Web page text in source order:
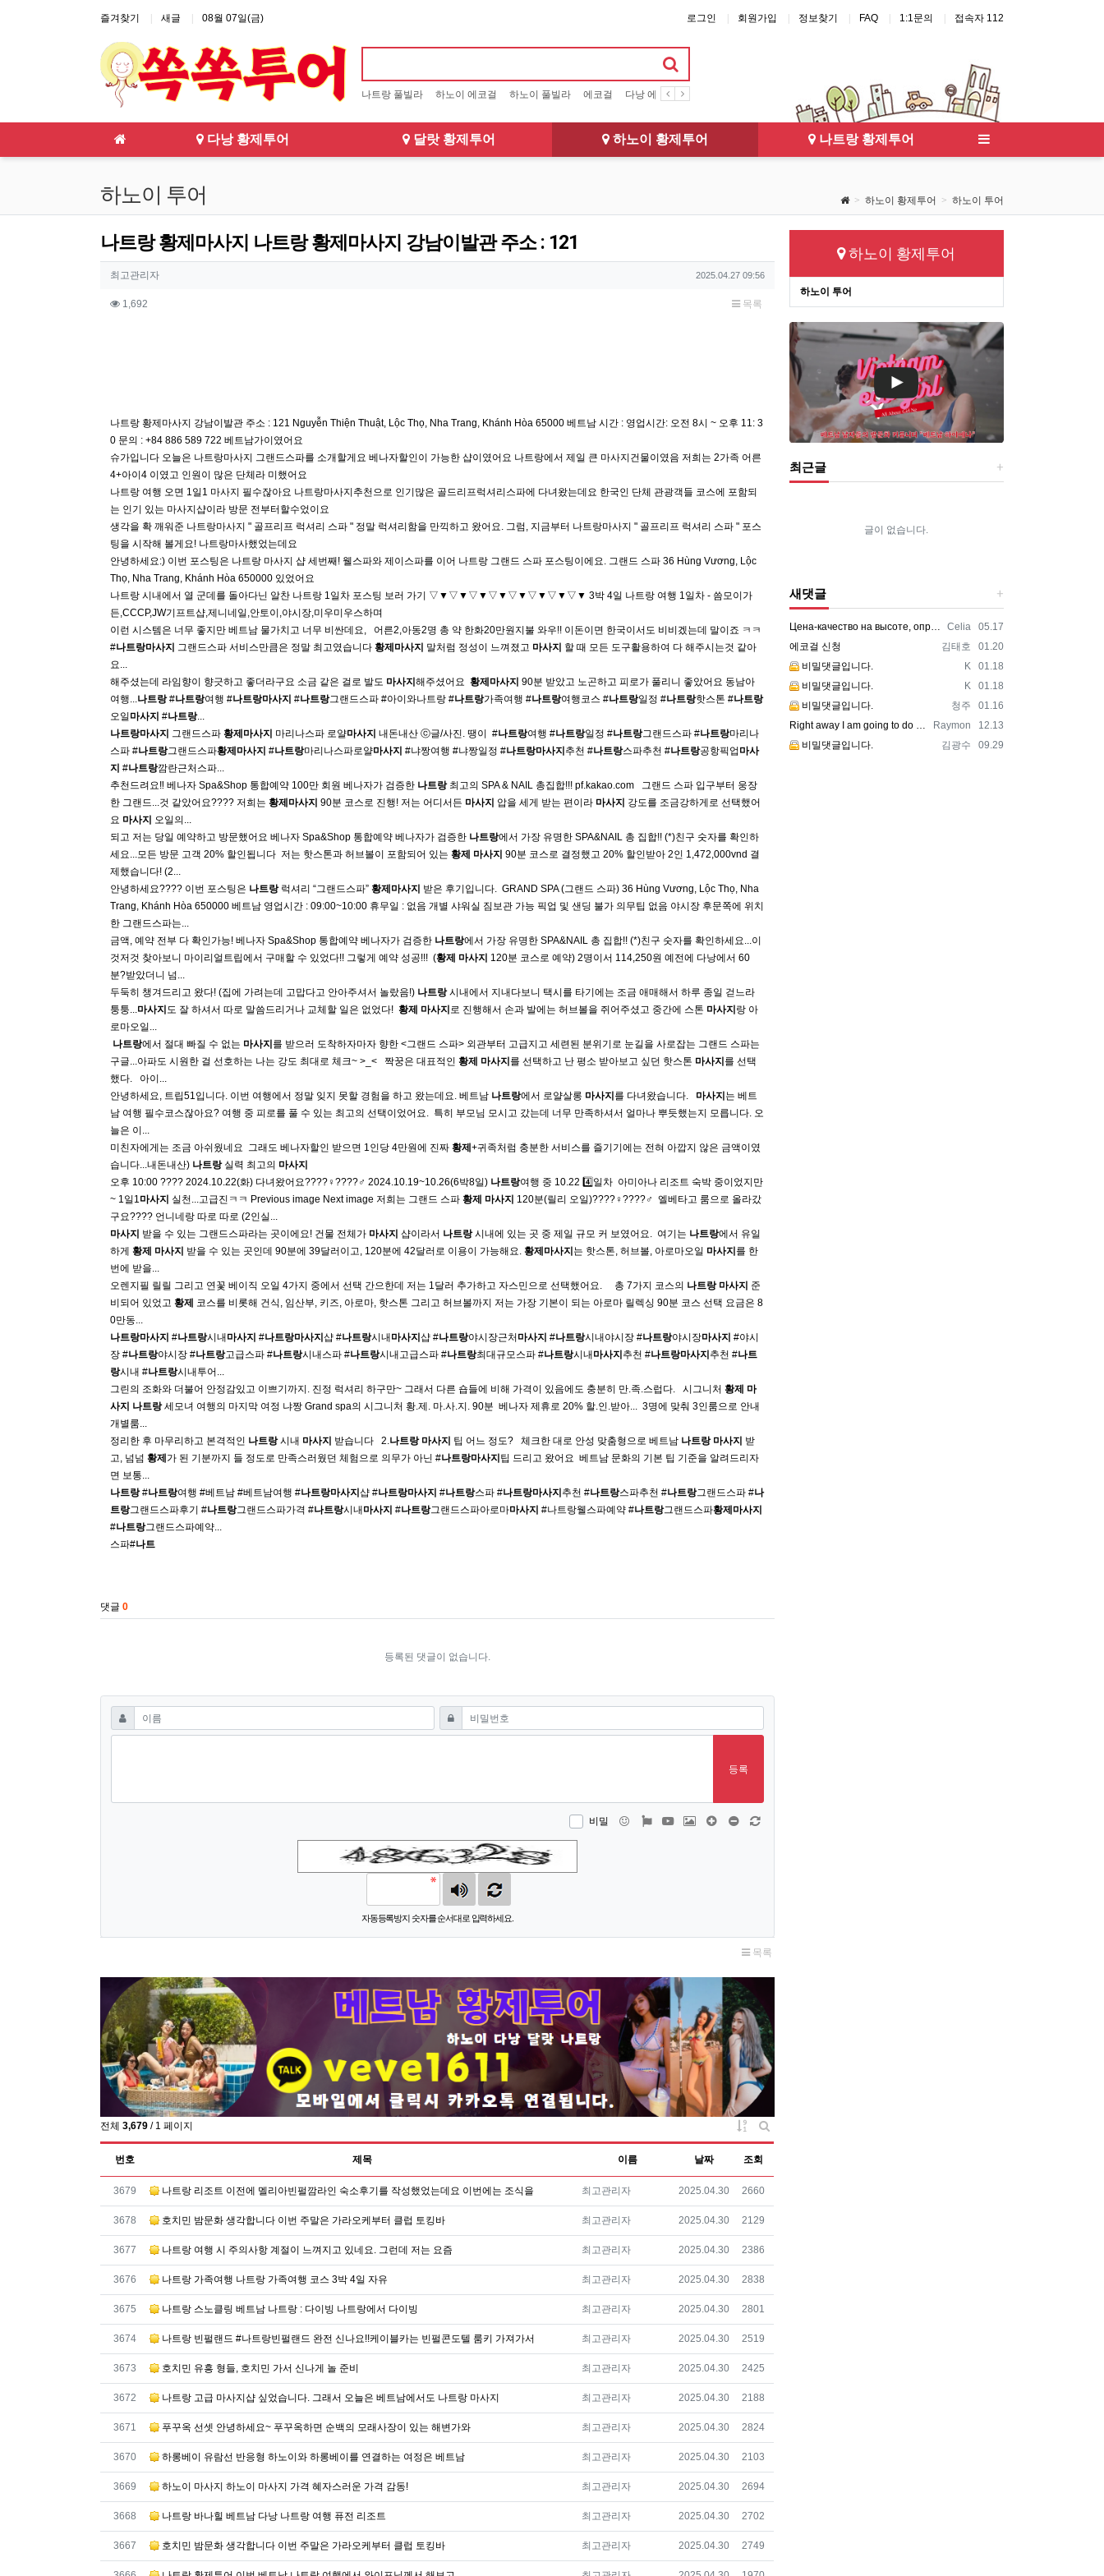
즐겨찾기 새글 08월 07일(금) 로그인 회원가입 정보찾기 FAQ 1:1문의 접속자 112
나트랑 풀빌라 하노이 에코걸 하노이 풀빌라 에코걸 다낭 에코걸 달랏 풀빌라 다낭 풀빌라 다낭 가라오케
다낭 황제투어 달랏 황제투어 하노이 황제투어 나트랑 황제투어
하노이 투어 하노이 황제투어 하노이 투어
나트랑 황제마사지 나트랑 황제마사지 강남이발관 주소 : 121
작성자 정보
최고관리자작성 작성일
2025.04.27 09:56
컨텐츠 정보
1,692 목록
나트랑 황제마사지 강남이발관 주소 : 121 Nguyễn Thiện Thuật, Lộc Thọ, Nha Trang, Khánh Hòa 65000 베트남 시간 : 영업시간: 오전 8시 ~ 오후 11: 3
0 문의 : +84 886 589 722 베트남가이였어요
슈가입니다 오늘은 나트랑마사지 그랜드스파를 소개할게요 베나자할인이 가능한 샵이였어요 나트랑에서 제일 큰 마사지건물이였음 저희는 2가족 어른
4+아이4 이였고 인원이 많은 단체라 미했어요
나트랑 여행 오면 1일1 마사지 필수잖아요 나트랑마사지추천으로 인기많은 골드리프럭셔리스파에 다녀왔는데요 한국인 단체 관광객들 코스에 포함되
는 인기 있는 마사지샵이라 방문 전부터할수었이요
생각을 확 깨워준 나트랑마사지 " 골프리프 럭셔리 스파 " 정말 럭셔리함을 만끽하고 왔어요. 그럼, 지금부터 나트랑마사지 " 골프리프 럭셔리 스파 " 포스
팅을 시작해 볼게요! 나트랑마사했었는데요
안녕하세요:) 이번 포스팅은 나트랑 마사지 샵 세번째! 웰스파와 제이스파를 이어 나트랑 그랜드 스파 포스팅이에요. 그랜드 스파 36 Hùng Vương, Lộc
Thọ, Nha Trang, Khánh Hòa 650000 있었어요
나트랑 시내에서 열 군데를 돌아다닌 알찬 나트랑 1일차 포스팅 보러 가기 ▽▼▽▼▽▼▽▼▽▼▽▼▽▼▽▼ 3박 4일 나트랑 여행 1일차 - 씀모이가
든,CCCP,JW기프트샵,제니네일,안토이,야시장,미우미우스하며
이런 시스템은 너무 좋지만 베트남 물가치고 너무 비싼데요, ​ ​ 어른2,아동2명 총 약 한화20만원지불 와우!! 이돈이면 한국이서도 비비겠는데 말이죠 ㅋㅋ ​
#나트랑마사지 그랜드스파 서비스만큼은 정말 최고였습니다 황제 마사지 말처럼 정성이 느껴졌고 마사지 할 때 모든 도구활용하여 다 해주시는것 같아
요...
해주셨는데 라임향이 향긋하고 좋더라구요 소금 같은 걸로 발도 마사지 해주셨어요 ​ 황제 마사지 90분 받았고 노곤하고 피로가 풀리니 좋았어요 동남아
여행...나트랑#나트랑여행 #나트랑마사지 #나트랑그랜드스파 #아이와나트랑 #나트랑가족여행 #나트랑여행코스 #나트랑일정 #나트랑핫스톤 #나트랑
오일 마사지 #나트랑...
나트랑마사지 그랜드스파 황제 마사지 마리나스파 로얄마사지 내돈내산 ⓒ글/사진. 땡이 ​ #나트랑여행 #나트랑일정 #나트랑그랜드스파 #나트랑마리나
스파 #나트랑그랜드스파황제 마사지 #나트랑마리나스파로얄마사지 #냐짱여행 #냐짱일정 #나트랑마사지 추천 #나트랑스파추천 #나트랑공항픽업 마사
지 #나트랑깜란근처스파...
추천드려요‼️ 베나자 Spa&Shop 통합예약 100만 회원 베나자가 검증한 나트랑최고의 SPA & NAIL 총집합!!! pf.kakao.com ​ ​ 그랜드 스파 입구부터 웅장
한 그랜드...것 같았어요???? 저희는 황제 마사지 90분 코스로 진행! 저는 어디서든 마사지 압을 세게 받는 편이라 마사지 강도를 조금강하게로 선택했어
요 마사지 오일의...
되고 저는 당일 예약하고 방문했어요 베나자 Spa&Shop 통합예약 베나자가 검증한 나트랑에서 가장 유명한 SPA&NAIL 총 집합!! (*)친구 숫자를 확인하
세요...모든 방문 고객 20% 할인됩니다 ​ 저는 핫스톤과 허브볼이 포함되어 있는 황제 마사지 90분 코스로 결정했고 20% 할인받아 2인 1,472,000vnd 결
제했습니다! (2...
안녕하세요???? 이번 포스팅은 나트랑럭셔리 “그랜드스파” 황제 마사지 받은 후기입니다. ​ GRAND SPA (그랜드 스파) 36 Hùng Vương, Lộc Thọ, Nha
Trang, Khánh Hòa 650000 베트남 영업시간 : 09:00~10:00 휴무일 : 없음 개별 샤워실 짐보관 가능 픽업 및 샌딩 불가 의무팁 없음 야시장 후문쪽에 위치
한 그랜드스파는...
금액, 예약 전부 다 확인가능! 베나자 Spa&Shop 통합예약 베나자가 검증한 나트랑에서 가장 유명한 SPA&NAIL 총 집합!! (*)친구 숫자를 확인하세요...이
것저것 찾아보니 마이리얼트립에서 구매할 수 있었다!! 그렇게 예약 성공!!! ​ (황제 마사지 120분 코스로 예약) 2명이서 114,250원 예전에 다낭에서 60
분?받았더니 넘...
두둑히 챙겨드리고 왔다! (집에 가려는데 고맙다고 안아주셔서 놀랐음!) 나트랑시내에서 지내다보니 택시를 타기에는 조금 애매해서 하루 종일 걷느라
퉁퉁...마사지 도 잘 하셔서 따로 말씀드리거나 교체할 일은 없었다! ​ 황제 마사지 로 진행해서 손과 발에는 허브볼을 쥐어주셨고 중간에 스톤 마사지 랑 아
로마오일...
나트랑에서 절대 빠질 수 없는 마사지 를 받으러 도착하자마자 향한 <그랜드 스파> 외관부터 고급지고 세련된 분위기로 눈길을 사로잡는 그랜드 스파는
구글...아파도 시원한 걸 선호하는 나는 강도 최대로 체크~ >_< ​ ​ 짝꿍은 대표적인 황제 마사지 를 선택하고 난 평소 받아보고 싶던 핫스톤 마사지 를 선택
했다. ​ ​ 아이...
안녕하세요, 트립51입니다. 이번 여행에서 정말 잊지 못할 경험을 하고 왔는데요. 베트남 나트랑에서 로얄살롱 마사지 를 다녀왔습니다. ​ ​ 마사지 는 베트
남 여행 필수코스잖아요? 여행 중 피로를 풀 수 있는 최고의 선택이었어요. ​ 특히 부모님 모시고 갔는데 너무 만족하셔서 얼마나 뿌듯했는지 모릅니다. 오
늘은 이...
미친자에게는 조금 아쉬웠네요 ​ 그래도 베나자할인 받으면 1인당 4만원에 진짜 황제 +귀족처럼 충분한 서비스를 즐기기에는 전혀 아깝지 않은 금액이였
습니다...내돈내산) 나트랑실력 최고의 마사지
오후 10:00 ????️ 2024.10.22(화) 다녀왔어요????‍♀️????‍♂️ 2024.10.19~10.26(6박8일) 나트랑여행 중 10.22 4️⃣일차 ​ 아미아나 리조트 숙박 중이었지만
~ 1일1마사지 실천...고급진ㅋㅋ Previous image Next image 저희는 그랜드 스파 황제 마사지 120분(릴리 오일)????‍♀️????‍♂️ ​ 엘베타고 룸으로 올라갔
구요???? 언니네랑 따로 따로 (2인실...
마사지 받을 수 있는 그랜드스파라는 곳이에요! 건물 전체가 마사지 샵이라서 나트랑시내에 있는 곳 중 제일 규모 커 보였어요. ​ 여기는 나트랑에서 유일
하게 황제 마사지 받을 수 있는 곳인데 90분에 39달러이고, 120분에 42달러로 이용이 가능해요. 황제 마사지 는 핫스톤, 허브볼, 아로마오일 마사지 를 한
번에 받을...
오렌지필 릴릴 그리고 연꽃 베이직 오일 4가지 중에서 선택 간으한데 저는 1달러 추가하고 자스민으로 선택했어요. ​ ​ ​ ​ 총 7가지 코스의 나트랑 마사지 준
비되어 있었고 황제 코스를 비롯해 건식, 임산부, 키즈, 아로마, 핫스톤 그리고 허브볼까지 저는 가장 기본이 되는 아로마 릴렉싱 90분 코스 선택 요금은 8
0만동...
나트랑마사지 #나트랑시내 마사지 #나트랑마사지 샵 #나트랑시내 마사지 샵 #나트랑야시장근처 마사지 #나트랑시내야시장 #나트랑야시장마사지 #야시
장 #나트랑야시장 #나트랑고급스파 #나트랑시내스파 #나트랑시내고급스파 #나트랑최대규모스파 #나트랑시내 마사지 추천 #나트랑마사지 추천 #나트
랑시내 #나트랑시내투어...
그린의 조화와 더불어 안정감있고 이쁘기까지. 진정 럭셔리 하구만~ 그래서 다른 숍들에 비해 가격이 있음에도 충분히 만.족.스럽다. ​ ​ 시그니처 황제 마
사지 나트랑세모녀 여행의 마지막 여정 냐짱 Grand spa의 시그니처 황.제. 마.사.지. 90분 ​ 베나자 제휴로 20% 할.인.받아... ​ 3명에 맞춰 3인룸으로 안내
개별룸...
정리한 후 마무리하고 본격적인 나트랑시내 마사지 받습니다 ​ ​ 2.나트랑 마사지 팁 어느 정도? ​ ​ 체크한 대로 안성 맞춤형으로 베트남 나트랑 마사지 받
고, 넘넘 황제 가 된 기분까지 들 정도로 만족스러웠던 체험으로 의무가 아닌 #나트랑마사지 팁 드리고 왔어요 ​ 베트남 문화의 기본 팁 기준을 알려드리자
면 보통...
나트랑#나트랑여행 #베트남 #베트남여행 #나트랑마사지 샵 #나트랑마사지 #나트랑스파 #나트랑마사지 추천 #나트랑스파추천 #나트랑그랜드스파 #나
트랑그랜드스파후기 #나트랑그랜드스파가격 #나트랑시내 마사지 #나트랑그랜드스파아로마마사지 #나트랑웰스파예약 #나트랑그랜드스파황제 마사지
#나트랑그랜드스파예약...
스파#나트
클
밤
문
화
밤
호
트
베
트
남
V
I
P
사
베
밤
문
화
정
보
베
남
유
흥
사
항
베
트
남
유
후
기
댓글 0
등록된 댓글이 없습니다.
댓글쓰기
이름 필수 비밀번호필수
등록
비밀 이모티콘폰트어썸
동영상 이미지 댓글창 늘이기
댓글창 줄이기
자동등록방지 숫자를 순서대로 입력하세요.
목록
전체 3,679 / 1 페이지
게시물 정렬
게시판 검색
번호
제목 이름 날짜 조회
번호
3679 나트랑 리조트 이전에 멜리아빈펄깜라인 숙소후기를 작성했었는데요 이번에는 조식을 등록자
최고관리자 등록일
2025.04.30 조회
2660
번호
3678 호치민 밤문화 생각합니다 이번 주말은 가라오케부터 클럽 토킹바 등록자
최고관리자 등록일
2025.04.30 조회
2129
번호
3677 나트랑 여행 시 주의사항 계절이 느껴지고 있네요. 그런데 저는 요즘 등록자
최고관리자 등록일
2025.04.30 조회
2386
번호
3676 나트랑 가족여행 나트랑 가족여행 코스 3박 4일 자유 등록자
최고관리자 등록일
2025.04.30 조회
2838
번호
3675 나트랑 스노클링 베트남 나트랑 : 다이빙 나트랑에서 다이빙 등록자
최고관리자 등록일
2025.04.30 조회
2801
번호
3674 나트랑 빈펄랜드 #나트랑빈펄랜드 완전 신나요!!케이블카는 빈펄콘도텔 룸키 가져가서 등록자
최고관리자 등록일
2025.04.30 조회
2519
번호
3673 호치민 유흥 형들, 호치민 가서 신나게 놀 준비 등록자
최고관리자 등록일
2025.04.30 조회
2425
번호
3672 나트랑 고급 마사지샵 싶었습니다. 그래서 오늘은 베트남에서도 나트랑 마사지 등록자
최고관리자 등록일
2025.04.30 조회
2188
번호
3671 푸꾸옥 선셋 안녕하세요~ 푸꾸옥하면 순백의 모래사장이 있는 해변가와 등록자
최고관리자 등록일
2025.04.30 조회
2824
번호
3670 하롱베이 유람선 반응형 하노이와 하롱베이를 연결하는 여정은 베트남 등록자
최고관리자 등록일
2025.04.30 조회
2103
번호
3669 하노이 마사지 하노이 마사지 가격 혜자스러운 가격 감동! 등록자
최고관리자 등록일
2025.04.30 조회
2694
번호
3668 나트랑 바나힐 베트남 다낭 나트랑 여행 퓨전 리조트 등록자
최고관리자 등록일
2025.04.30 조회
2702
번호
3667 호치민 밤문화 생각합니다 이번 주말은 가라오케부터 클럽 토킹바 등록자
최고관리자 등록일
2025.04.30 조회
2749
하노이 황제투어
하노이 투어
최근글
글이 없습니다.
새댓글
등록자
Celia 등록일
05.17
Цена-качество на высоте, оправдали ожидания https://vpncheburnet.top/
등록자
김태호 등록일
01.20
에코걸 신청
등록자
K 등록일
01.18
비밀댓글입니다.
등록자
K 등록일
01.18
비밀댓글입니다.
등록자
청주 등록일
01.16
비밀댓글입니다.
등록자
Raymon 등록일
12.13
Right away I am going to do my breakfast, once having my breakfast coming yet ag…
등록자
김광수 등록일
09.29
비밀댓글입니다.